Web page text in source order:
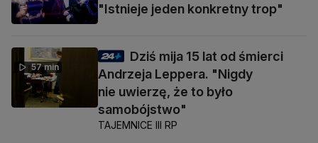
"Istnieje jeden konkretny trop"
57 min
Dziś mija 15 lat od śmierci
Andrzeja Leppera. "Nigdy
nie uwierzę, że to było
samobójstwo"
TAJEMNICE III RP